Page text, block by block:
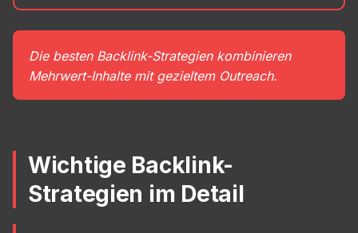
Die besten Backlink-Strategien kombinieren
Mehrwert-Inhalte mit gezieltem Outreach.
Wichtige Backlink-
Strategien im Detail